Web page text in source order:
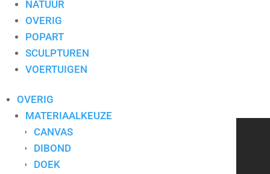
NATUUR
OVERIG
POPART
SCULPTUREN
VOERTUIGEN
OVERIG
MATERIAALKEUZE
CANVAS
DIBOND
DOEK
Aanvullende informatie
Stijl
Abstract
Type
Schilderij
Formaat 100×120
MateriaalDoek
CONTACT